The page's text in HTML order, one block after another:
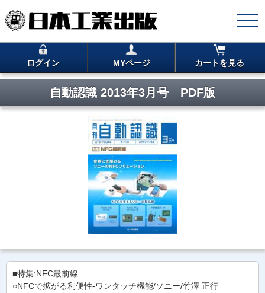
ログイン MYページ カートを見る
自動認識 2013年3月号 PDF版
■特集:NFC最前線
○NFCで拡がる利便性-ワンタッチ機能/ソニー/竹澤 正行